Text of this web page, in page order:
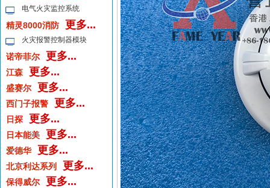
电气火灾监控系统
精灵8000消防 更多...
火灾报警控制器模块
诺帝菲尔 更多...
江森 更多...
盛赛尔 更多...
西门子报警 更多...
日探 更多...
日本能美 更多...
爱德华 更多...
北京利达系列 更多...
保得威尔 更多...